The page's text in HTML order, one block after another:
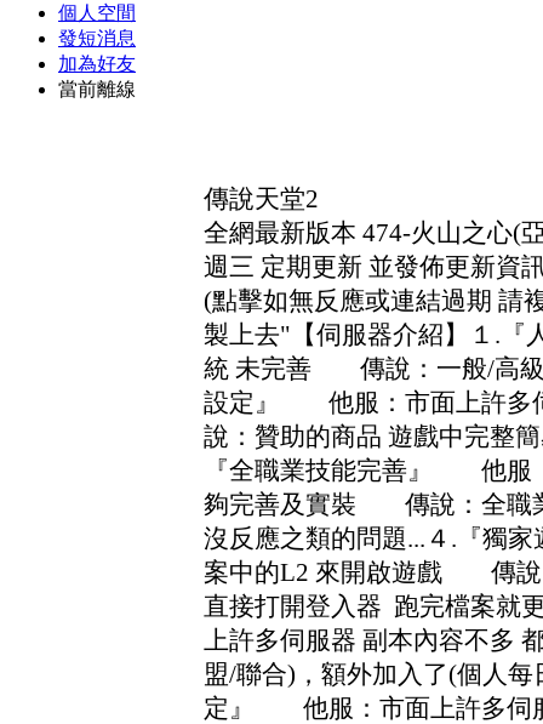
個人空間
發短消息
加為好友
當前離線
傳說天堂2
全網最新版本 474-火山之心(
週三 定期更新 並發佈更新資
(點擊如無反應或連結過期 請
製上去" 【伺服器介紹】１ .『
統 未完善 傳說：一般/高
設定』 他服：市面上許多
說：贊助的商品 遊戲中完整
『全職業技能完善』 他服
夠完善及實裝 傳說：全職
沒反應之類的問題... ４ .『獨
案中的L2 來開啟遊戲 傳說
直接打開登入器 跑完檔案就
上許多伺服器 副本內容不多
盟/聯合)，額外加入了(個人每
定』 他服：市面上許多伺